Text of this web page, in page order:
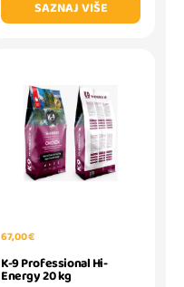
SAZNAJ VIŠE
67,00 €
K-9 Professional Hi-
Energy 20 kg